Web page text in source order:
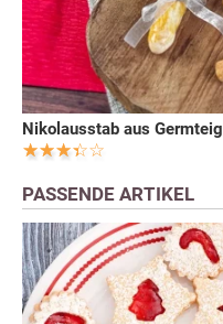
Nikolausstab aus Germteig
PASSENDE ARTIKEL